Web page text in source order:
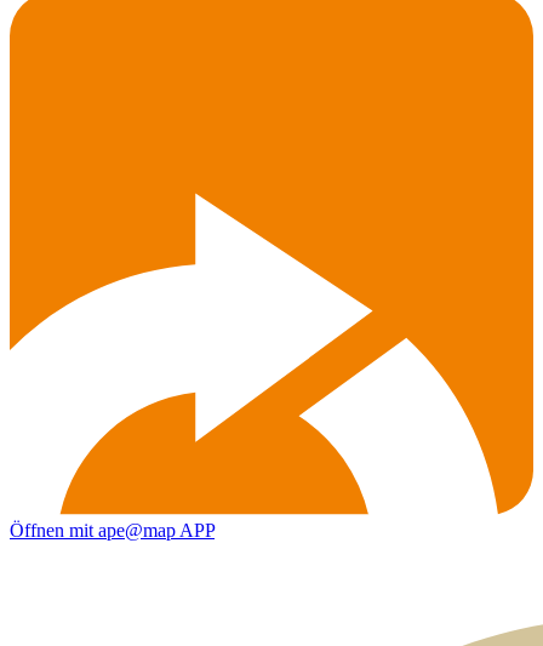
Öffnen mit ape@map APP